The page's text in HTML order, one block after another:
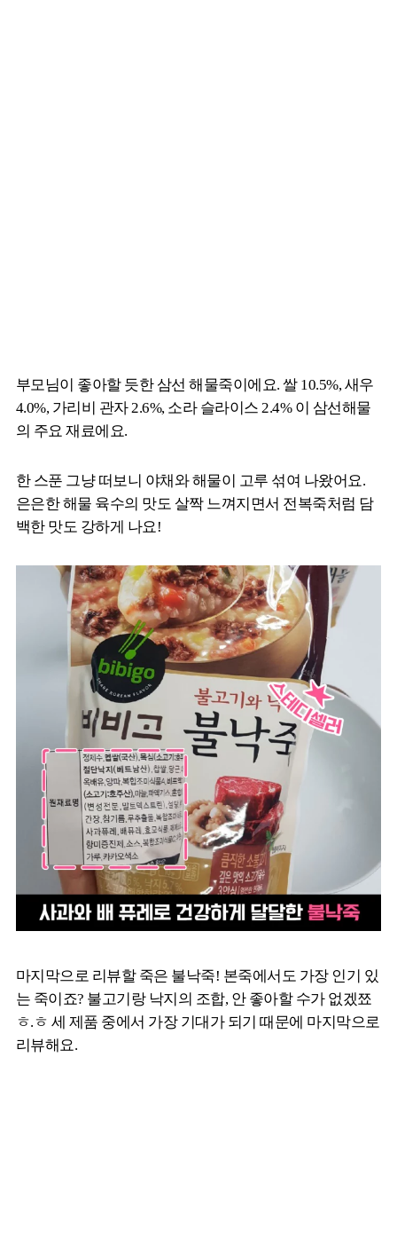
부모님이 좋아할 듯한 삼선 해물죽이에요. 쌀 10.5%, 새우
4.0%, 가리비 관자 2.6%, 소라 슬라이스 2.4% 이 삼선해물
의 주요 재료에요.
한 스푼 그냥 떠보니 야채와 해물이 고루 섞여 나왔어요.
은은한 해물 육수의 맛도 살짝 느껴지면서 전복죽처럼 담
백한 맛도 강하게 나요!
마지막으로 리뷰할 죽은 불낙죽! 본죽에서도 가장 인기 있
는 죽이죠? 불고기랑 낙지의 조합, 안 좋아할 수가 없겠쬬
ㅎ.ㅎ 세 제품 중에서 가장 기대가 되기 때문에 마지막으로
리뷰해요.